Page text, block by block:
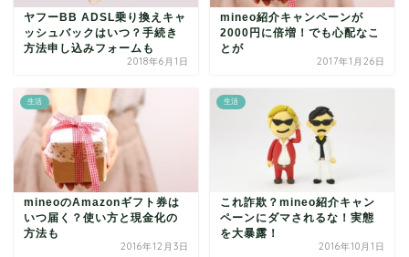
ヤフーBB ADSL乗り換えキャ
ッシュバックはいつ？手続き
方法申し込みフォームも
2018年6月1日
mineo紹介キャンペーンが
2000円に倍増！でも心配なこ
とが
2017年1月26日
生活
mineoのAmazonギフト券は
いつ届く？使い方と現金化の
方法も
2016年12月3日
生活
これ詐欺？mineo紹介キャン
ペーンにダマされるな！実態
を大暴露！
2016年10月1日